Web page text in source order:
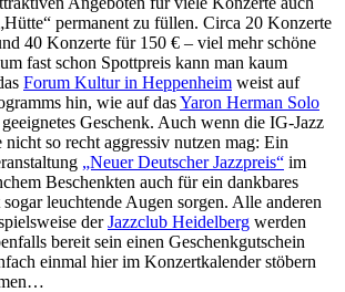
permanent zu füllen. Circa 20 Konzerte
40 Konzerte für 150 € – viel mehr schöne
fast schon Spottpreis kann man kaum
Forum Kultur in Heppenheim weist auf
hin, wie auf dasYaron Herman Solo
Geschenk. Auch wenn die IG-Jazz
nicht so recht aggressiv nutzen mag: Ein
„Neuer Deutscher Jazzpreis“ im
Beschenkten auch für ein dankbares
leuchtende Augen sorgen. Alle anderen
derJazzclub Heidelberg werden
bereit sein einen Geschenkgutschein
einmal hier im Konzertkalender stöbern